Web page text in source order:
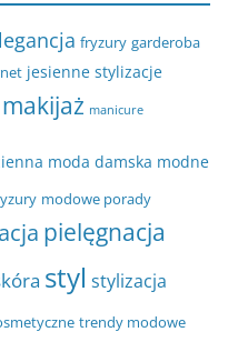
fryzury garderoba
jesienne stylizacje
makijaż manicure
moda damska modne
modowe porady
pielęgnacja
styl stylizacja
trendy modowe